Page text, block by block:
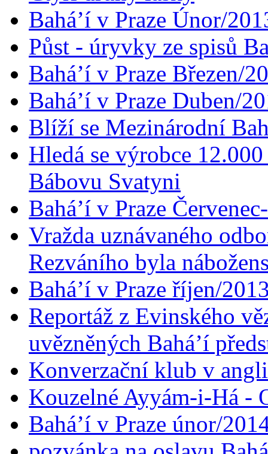
Bahá’í v Praze Únor/
Půst - úryvky ze spisů
Bahá’í v Praze Březen/
Bahá’í v Praze Duben/
Blíží se Mezinárodní
Hledá se výrobce
Bábovu Svatyni
Bahá’í v Praze
Vražda uznávaného
Rezváního byla
Bahá’í v Praze říjen/
Reportáž z Evinského
uvězněných Bahá’í
Konverzační klub v
Kouzelné Ayyám-i-Há -
Bahá’í v Praze únor/